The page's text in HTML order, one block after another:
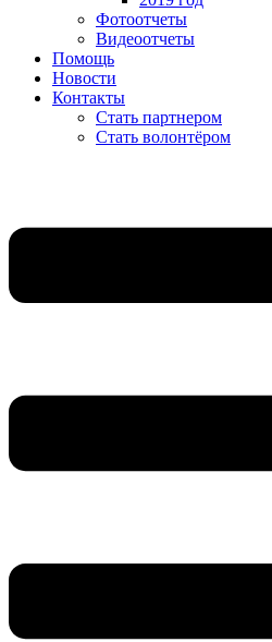
Фотоотчеты
Видеоотчеты
Помощь
Новости
Контакты
Стать партнером
Стать волонтёром